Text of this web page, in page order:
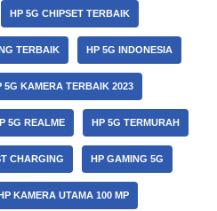
HP 5G CHIPSET TERBAIK
TERBAIK HP 5G INDONESIA
5G KAMERA TERBAIK 2023
5G REALME HP 5G TERMURAH
CHARGING HP GAMING 5G
HP KAMERA UTAMA 100 MP